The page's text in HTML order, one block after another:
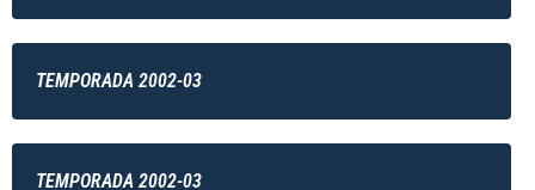
TEMPORADA 2002-03
TEMPORADA 2002-03